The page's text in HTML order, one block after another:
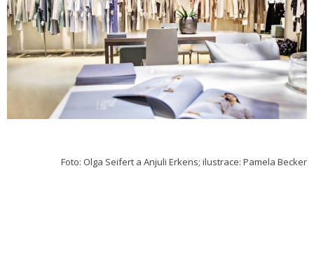
Foto: Olga Seifert a Anjuli Erkens; ilustrace: Pamela Becker